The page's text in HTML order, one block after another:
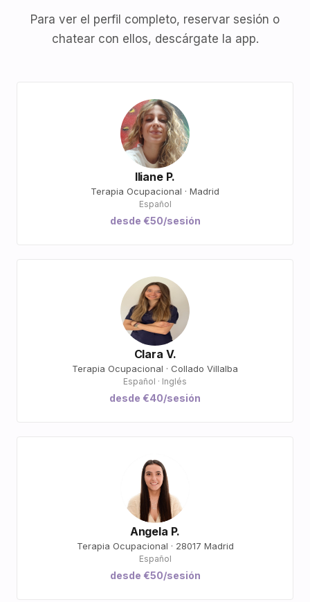
Para ver el perfil completo, reservar sesión o
chatear con ellos, descárgate la app.
Iliane P.
Terapia Ocupacional · Madrid
Español
desde €50/sesión
Clara V.
Terapia Ocupacional · Collado Villalba
Español · Inglés
desde €40/sesión
Angela P.
Terapia Ocupacional · 28017 Madrid
Español
desde €50/sesión